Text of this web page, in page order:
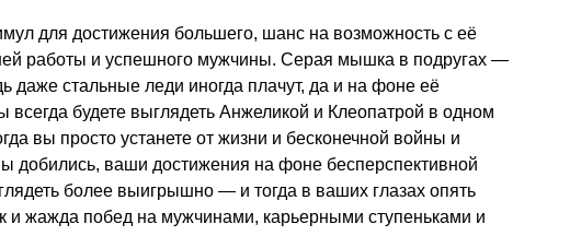
для достижения большего, шанс на возможность с её
работы и успешного мужчины. Серая мышка в подругах —
даже стальные леди иногда плачут, да и на фоне её
всегда будете выглядеть Анжеликой и Клеопатрой в одном
вы просто устанете от жизни и бесконечной войны и
добились, ваши достижения на фоне бесперспективной
более выигрышно — и тогда в ваших глазах опять
и жажда побед на мужчинами, карьерными ступеньками и